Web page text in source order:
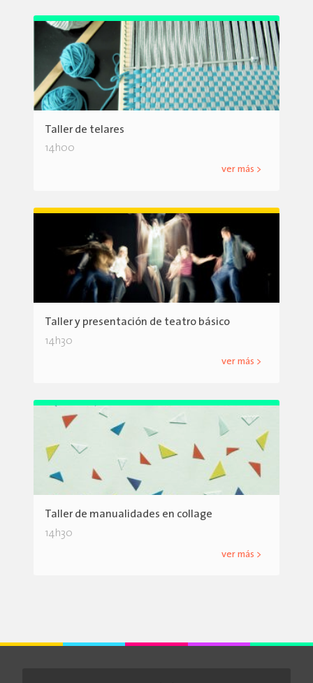
Taller de telares
14h00
ver más >
Taller y presentación de teatro básico
14h30
ver más >
Taller de manualidades en collage
14h30
ver más >